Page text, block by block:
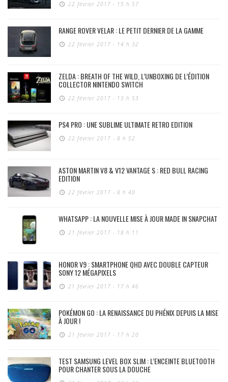
22 février 2017 - 15 h 57
RANGE ROVER VELAR : LE PETIT DERNIER DE LA GAMME
22 février 2017 - 14 h 32
ZELDA : BREATH OF THE WILD, L’UNBOXING DE L’ÉDITION
COLLECTOR NINTENDO SWITCH
22 février 2017 - 13 h 53
PS4 PRO : UNE SUBLIME ULTIMATE RETRO EDITION
22 février 2017 - 8 h 52
ASTON MARTIN V8 & V12 VANTAGE S : RED BULL RACING
EDITION
22 février 2017 - 8 h 40
WHATSAPP : LA NOUVELLE MISE À JOUR MADE IN SNAPCHAT
21 février 2017 - 18 h 11
HONOR V9 : SMARTPHONE QHD AVEC DOUBLE CAPTEUR
SONY 12 MÉGAPIXELS
21 février 2017 - 17 h 46
POKÉMON GO : LA RENAISSANCE DU PHÉNIX DEPUIS LA MISE
À JOUR !
21 février 2017 - 17 h 20
TEST SAMSUNG LEVEL BOX SLIM : L’ENCEINTE BLUETOOTH
POUR CHANTER SOUS LA DOUCHE